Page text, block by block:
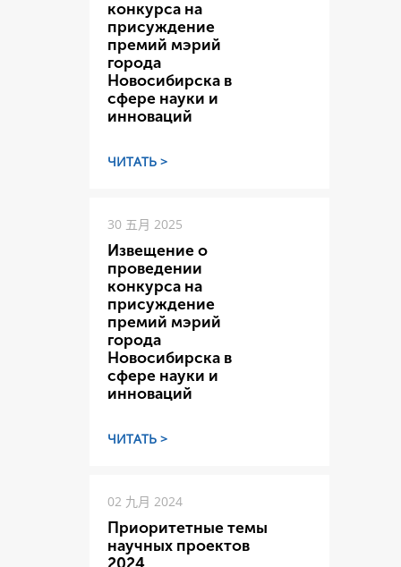
конкурса на
присуждение
премий мэрий
города
Новосибирска в
сфере науки и
инноваций
ЧИТАТЬ >
30 五月 2025
Извещение о
проведении
конкурса на
присуждение
премий мэрий
города
Новосибирска в
сфере науки и
инноваций
ЧИТАТЬ >
02 九月 2024
Приоритетные темы
научных проектов